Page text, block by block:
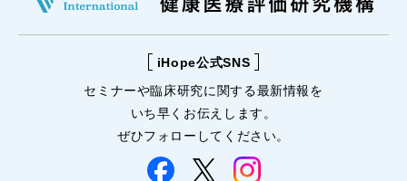
iHope公式SNS
セミナーや臨床研究に関する最新情報を
いち早くお伝えします。
ぜひフォローしてください。